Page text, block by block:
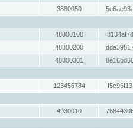
3880050
48800108
48800200
48800301
123456784
4930010